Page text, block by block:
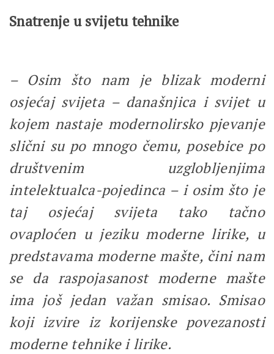
Snatrenje u svijetu tehnike
– Osim što nam je blizak moderni
osjećaj svijeta – današnjica i svijet u
kojem nastaje modernolirsko pjevanje
slični su po mnogo čemu, posebice po
društvenim uzglobljenjima
intelektualca-pojedinca – i osim što je
taj osjećaj svijeta tako tačno
ovaploćen u jeziku moderne lirike, u
predstavama moderne mašte, čini nam
se da raspojasanost moderne mašte
ima još jedan važan smisao. Smisao
koji izvire iz korijenske povezanosti
moderne tehnike i lirike.